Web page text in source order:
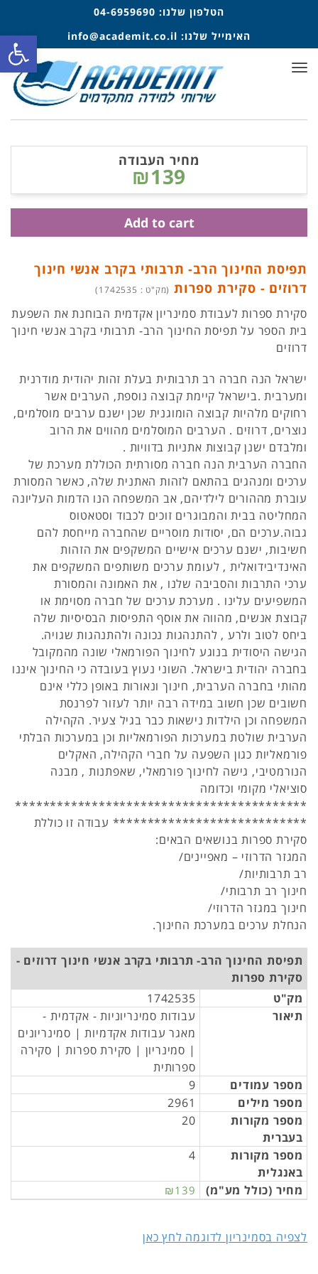
פתח
הטלפון שלנו: 04-6959690
האימייל שלנו: info@academit.co.il
תפריט
תפיסת החינוך הרב- תרבותי בקרב אנשי חינוך
דרוזים - סקירת ספרות (מק"ט : 1742535)
סקירת ספרות לעבודת סמינריון אקדמית הבוחנת את השפעת
בית הספר על תפיסת החינוך הרב- תרבותי בקרב אנשי חינוך
דרוזים
ישראל הנה חברה רב תרבותית בעלת זהות יהודית מודרנית
ומערבית .בישראל קיימת קבוצה נוספת, הערבים אשר
רחוקים מלהיות קבוצה הומוגנית שכן ישנם ערבים מוסלמים,
נוצרים, דרוזים . הערבים המוסלמים מהווים את הרוב
ומלבדם ישנן קבוצות אתניות בדוויות .
החברה הערבית הנה חברה מסורתית הכוללת מערכת של
ערכים ומנהגים בהתאם לזהות האתנית שלה, כאשר המסורת
עוברת מההורים לילדיהם, אב המשפחה הנו הדמות העליונה
המחליטה בבית והמבוגרים זוכים לכבוד וסטאטוס
גבוה.ערכים הם, יסודות מוסריים שהחברה מייחסת להם
חשיבות, ישנם ערכים אישיים המשקפים את הזהות
האינדיבידואלית , לעומת ערכים משותפים המשקפים את
ערכי התרבות והסביבה שלנו , את האמונה והמסורת
המשפיעים עלינו . מערכת ערכים של חברה מסוימת או
קבוצת אנשים, מהווה את אוסף התפיסות הבסיסיות שלה
ביחס לטוב ולרע , להתנהגות נכונה ולהתנהגות שגויה.
הגישה היסודית בנוגע לחינוך הפורמאלי שונה מהמקובל
בחברה יהודית בישראל. השוני נעוץ בעובדה כי החינוך איננו
מהותי בחברה הערבית, חינוך ונאורות באופן כללי אינם
חשובים שכן חשוב במידה רבה יותר לעזור לפרנסת
המשפחה וכן הילדות נישאות כבר בגיל צעיר. הקהילה
הערבית שולטת במערכות הפורמאליות וכן במערכות הבלתי
פורמאליות כגון השפעה על חברי הקהילה, האקלים
הנורמטיבי, גישה לחינוך פורמאלי, שאפתנות , מבנה
סוציאלי מקומי וכדומה
******************************************
**************************** עבודה זו כוללת
סקירת ספרות בנושאים הבאים:
המגזר הדרוזי – מאפיינים/
רב תרבותיות/
חינוך רב תרבותי/
חינוך במגזר הדרוזי/
הנחלת ערכים במערכת החינוך.
תפיסת החינוך הרב- תרבותי בקרב אנשי חינוך דרוזים -
סקירת ספרות
מק"ט
1742535
תיאור
עבודות סמינריוניות - אקדמית -
מאגר עבודות אקדמיות | סמינריונים
| סמינריון | סקירת ספרות | סקירה
ספרותית
מספר עמודים
9
מספר מילים
2961
מספר מקורות
בעברית
20
מספר מקורות
באנגלית
4
מחיר (כולל מע"מ) ₪139
לצפיה בסמינריון לדוגמה לחץ כאן
מחיר העבודה
₪139
Add to cart